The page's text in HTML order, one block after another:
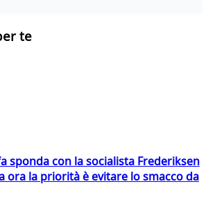
te
sponda con la socialista Frederiksen
ora la priorità è evitare lo smacco da